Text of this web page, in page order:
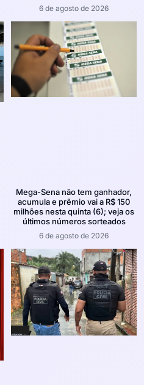
6 de agosto de 2026
Mega-Sena não tem ganhador,
acumula e prêmio vai a R$ 150
milhões nesta quinta (6); veja os
últimos números sorteados
6 de agosto de 2026